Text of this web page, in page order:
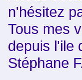
n'hésitez
Tous mes
depuis l'ile
Stéphane